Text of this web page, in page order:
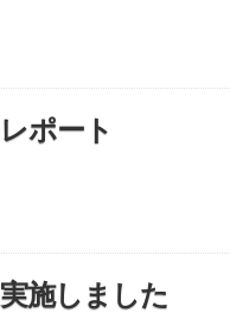
ポート
施しました